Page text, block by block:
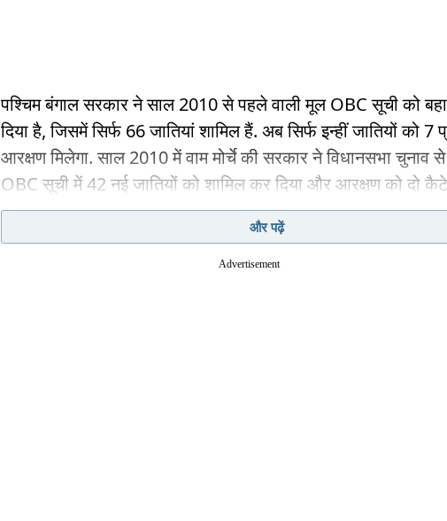
पश्चिम बंगाल सरकार ने साल 2010 से पहले वाली मूल OBC सूची को
दिया है, जिसमें सिर्फ 66 जातियां शामिल हैं. अब सिर्फ इन्हीं जातियों को 7
आरक्षण मिलेगा. साल 2010 में वाम मोर्चे की सरकार ने विधानसभा चुनाव
OBC सूची में 42 नई जातियों को शामिल कर दिया और आरक्षण को दो
बांट दिया. OBC-A (अतिपिछड़ा) को 10 प्रतिशत और OBC-2
प्रतिशत.
और पढ़ें
Advertisement